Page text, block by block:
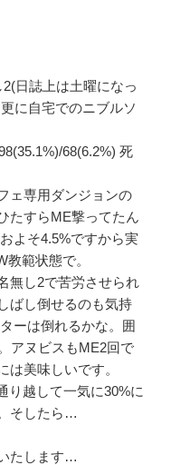
日誌上は土曜になっ
に自宅でのニブルソ
68(6.2%) 死
ェ専用ダンジョンの
たすらME撃ってたん
よそ4.5%ですから実
範状態で。
無し2で苦労させられ
ばし倒せるのも気持
ーは倒れるかな。囲
アヌビスもME2回で
は美味しいです。
り越して一気に30%に
そしたら…
たします…